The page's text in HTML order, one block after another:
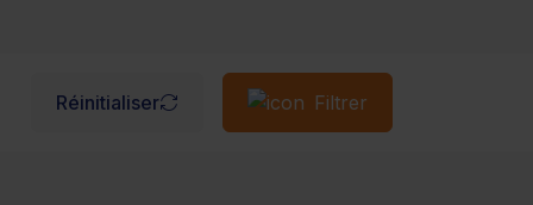
Réinitialiser Filtrer